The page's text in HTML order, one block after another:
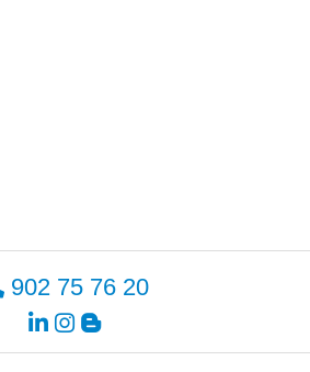
902 75 76 20